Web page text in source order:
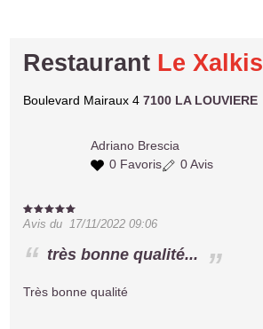
Restaurant Le Xalkis
Boulevard Mairaux 4 7100 LA LOUVIERE
Adriano Brescia
0 Favoris
0 Avis
Avis du 17/11/2022 09:06
très bonne qualité...
Très bonne qualité